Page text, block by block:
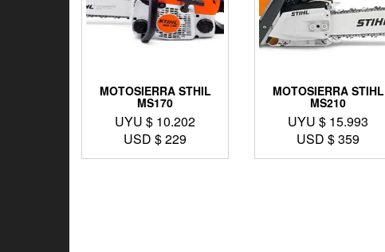
MOTOSIERRA STHIL
MS170
UYU $ 10.202
USD $229
MOTOSIERRA STIHL
MS210
UYU $ 15.993
USD $359